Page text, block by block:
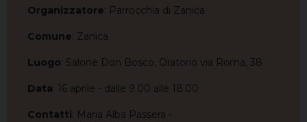
Organizzatore: Parrocchia di Zanica
Comune: Zanica
Luogo: Salone Don Bosco, Oratorio via Roma, 38
Data: 16 aprile - dalle 9.00 alle 18.00
Contatti: Maria Alba Passera -